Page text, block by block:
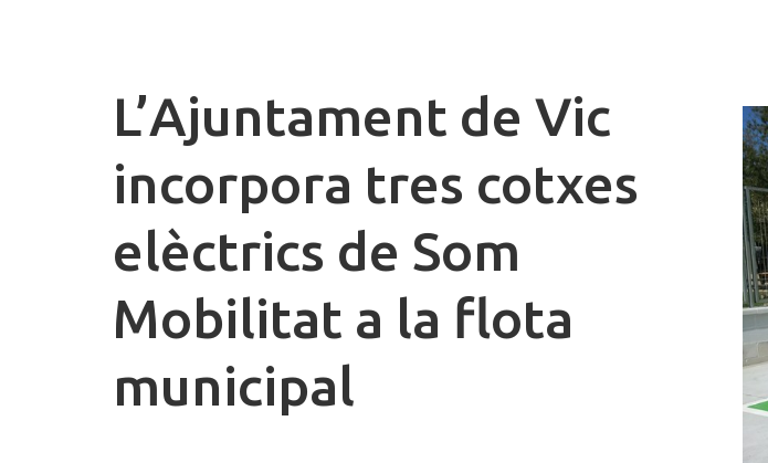
L’Ajuntament de Vic
incorpora tres cotxes
elèctrics de Som
Mobilitat a la flota
municipal